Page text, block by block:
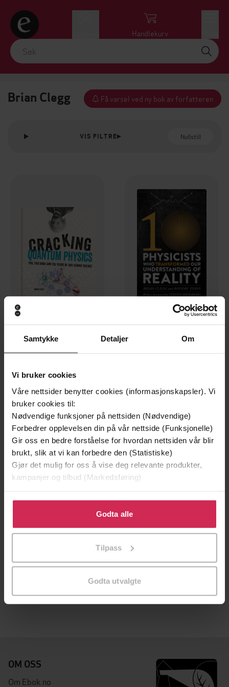
Samtykke Detaljer Om
Vi bruker cookies
Våre nettsider benytter cookies (informasjonskapsler). Vi
bruker cookies til:
Nødvendige funksjoner på nettsiden (Nødvendige)
Forbedrer opplevelsen din på vår nettside (Funksjonelle)
Gir oss en bedre forståelse for hvordan nettsiden vår blir
brukt, slik at vi kan forbedre den (Statistiske)
Gjør det mulig for oss å vise deg relevante produkter,
kampanjer og tilbud (Markedsføring)
Klikk på «Godta alle» for å gi oss ditt samtykke til å
bruke cookies for alle disse formålene. Du kan også
tilpasse ditt samtykke til spesifikke formål ved å klikke
Godta alle
Tilpass
Godta utvalgte
Handlekurv
Brian Clegg Få varsel ved ny bok av forfatteren
VIS FILTRE Nullstill
177,-
Cracking Quantum Physics
Brian Clegg
154,-
Rhodri Evans
71,-
165,-
OM OSS
Om Ebok.no